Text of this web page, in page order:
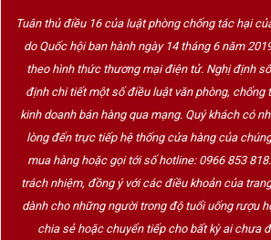
Tuân thủ điều 16 của luật phòng chống tác hại
do Quốc hội ban hành ngày 14 tháng 6 năm
theo hình thức thương mại điện tử. Nghị định
định chi tiết một số điều luật văn phòng, chống
kinh doanh bán hàng qua mạng. Quý khách có
lòng đến trực tiếp hệ thống cửa hàng của
mua hàng hoặc gọi tới số hotline: 0966 853
trách nhiệm, đồng ý với các điều khoản của
dành cho những người trong độ tuổi uống rượu
chia sẻ hoặc chuyển tiếp cho bất kỳ ai chưa